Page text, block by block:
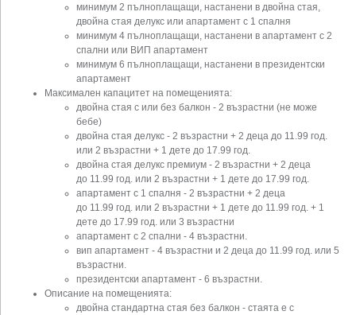
минимум 2 пълноплащащи, настанени в двойна стая,
двойна стая делукс или апартамент с 1 спалня
минимум 4 пълноплащащи, настанени в апартамент с 2
спални или ВИП апартамент
минимум 6 пълноплащащи, настанени в президентски
апартамент
Максимален капацитет на помещенията:
двойна стая с или без балкон - 2 възрастни (не може
бебе)
двойна стая делукс - 2 възрастни + 2 деца до 11.99 год.
или 2 възрастни + 1 дете до 17.99 год.
двойна стая делукс премиум - 2 възрастни + 2 деца
до 11.99 год. или 2 възрастни + 1 дете до 17.99 год.
апартамент с 1 спалня - 2 възрастни + 2 деца
до 11.99 год. или 2 възрастни + 1 дете до 11.99 год. + 1
дете до 17.99 год. или 3 възрастни
апартамент с 2 спални - 4 възрастни.
вип апартамент - 4 възрастни и 2 деца до 11.99 год. или 5
възрастни.
президентски апартамент - 6 възрастни.
Описание на помещенията:
двойна стандартна стая без балкон - стаята е с